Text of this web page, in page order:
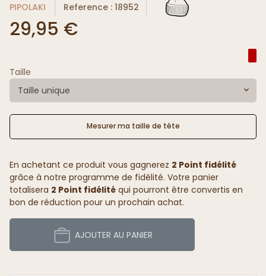
PIPOLAKI Reference : 18952
29,95 €
Taille
Taille unique
Mesurer ma taille de tête
En achetant ce produit vous gagnerez 2 Point fidélité
grâce à notre programme de fidélité. Votre panier
totalisera 2 Point fidélité qui pourront être convertis en
bon de réduction pour un prochain achat.
AJOUTER AU PANIER